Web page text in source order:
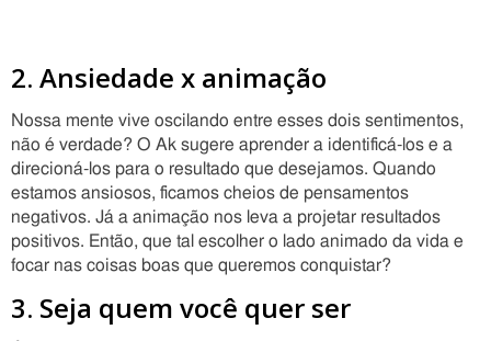
2. Ansiedade x animação
Nossa mente vive oscilando entre esses dois sentimentos,
não é verdade? O Ak sugere aprender a identificá-los e a
direcioná-los para o resultado que desejamos. Quando
estamos ansiosos, ficamos cheios de pensamentos
negativos. Já a animação nos leva a projetar resultados
positivos. Então, que tal escolher o lado animado da vida e
focar nas coisas boas que queremos conquistar?
3. Seja quem você quer ser